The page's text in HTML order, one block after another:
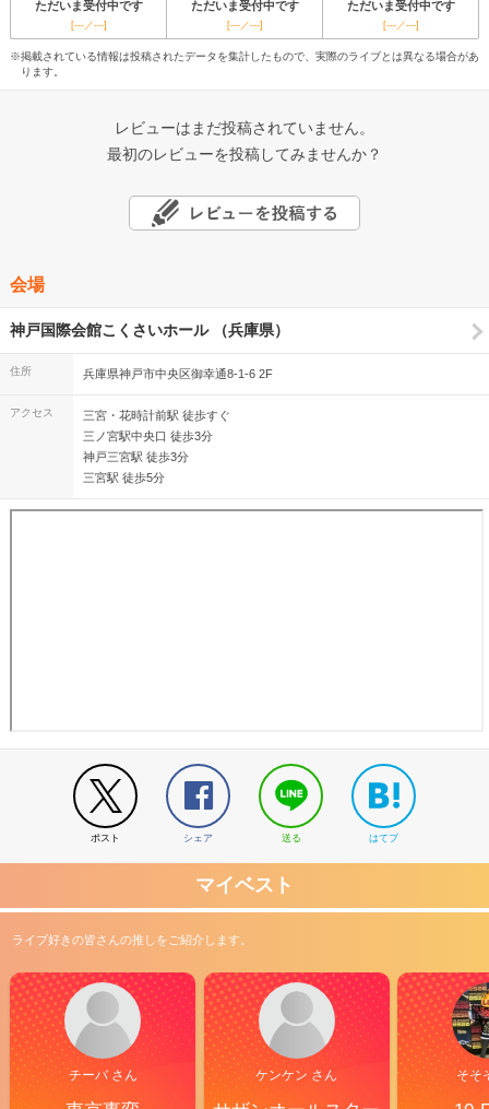
ただいま受付中です ただいま受付中です ただいま受付中です
[---／---] [---／---] [---／---]
※掲載されている情報は投稿されたデータを集計したもので、実際のライブとは異なる場合があ
ります。
レビューはまだ投稿されていません。
最初のレビューを投稿してみませんか？
会場
神戸国際会館こくさいホール （兵庫県）
住所 兵庫県神戸市中央区御幸通8-1-6 2F
アクセス
三宮・花時計前駅 徒歩すぐ
三ノ宮駅中央口 徒歩3分
神戸三宮駅 徒歩3分
三宮駅 徒歩5分
ポスト シェア 送る はてブ
マイベスト
ライブ好きの皆さんの推しをご紹介します。
チーバ さん ケンケン さん そそ